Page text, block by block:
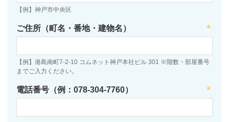
【例】神戸市中央区
ご住所（町名・番地・建物名）
【例】港島南町7-2-10 コムネット神戸本社ビル 301 ※階数・部屋番号
までご入力ください。
電話番号（例：078-304-7760）